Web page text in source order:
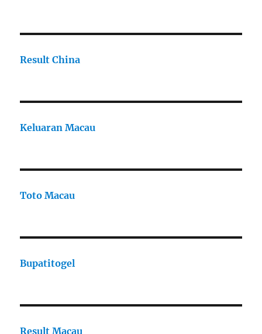
Result China
Keluaran Macau
Toto Macau
Bupatitogel
Result Macau